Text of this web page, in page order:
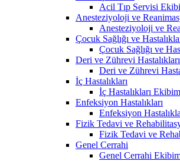
Acil Tıp Servisi
Anesteziyoloji ve
Anesteziyoloji ve
Çocuk Sağlığı ve
Çocuk Sağlığı ve
Deri ve Zührevi Hastalıkları
Deri ve Zührevi
İç Hastalıkları
İç Hastalıkları
Enfeksiyon Hastalıkları
Enfeksiyon
Fizik Tedavi ve
Fizik Tedavi ve
Genel Cerrahi
Genel Cerrahi